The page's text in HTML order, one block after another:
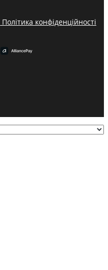
Політика конфіденційності